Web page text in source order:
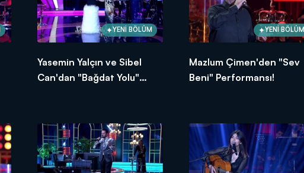
YENİ BÖLÜM
Yasemin Yalçın ve Sibel
Can'dan "Bağdat Yolu"
YENİ BÖLÜM
Mazlum Çimen'den "Sev
Beni" Performansı!